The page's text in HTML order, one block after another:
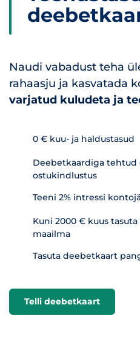
Naudi vabadust teha
rahaasju ja kasvatada
varjatud kuludeta ja
0 € kuu- ja haldustasud
Deebetkaardiga
ostukindlustus
Teeni 2% intressi
Kuni 2000 € kuus
maailma
Tasuta deebetkaart
Telli deebetkaart